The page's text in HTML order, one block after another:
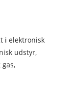
i elektronisk
udstyr,